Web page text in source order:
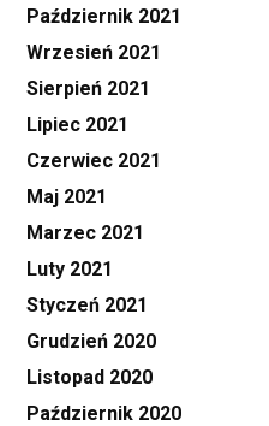
Październik 2021
Wrzesień 2021
Sierpień 2021
Lipiec 2021
Czerwiec 2021
Maj 2021
Marzec 2021
Luty 2021
Styczeń 2021
Grudzień 2020
Listopad 2020
Październik 2020